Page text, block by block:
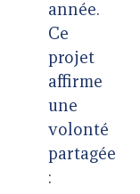
année.
Ce
projet
affirme
une
volonté
partagée
: